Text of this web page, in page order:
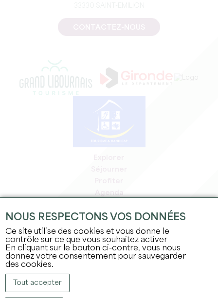
Agenda
Espace adhérents
Espace presse
Emplois & stages
Mentions légales
NOUS RESPECTONS VOS DONNÉES
Ce site utilise des cookies et vous donne le
contrôle sur ce que vous souhaitez activer
En cliquant sur le bouton ci-contre, vous nous
donnez votre consentement pour sauvegarder
des cookies.
Tout accepter